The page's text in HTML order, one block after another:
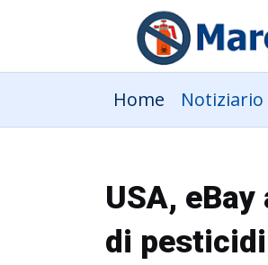
Home Notiziario
USA,
di pesticidi